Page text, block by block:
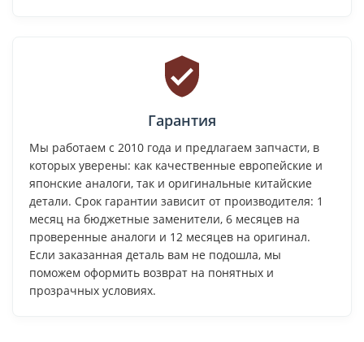
Гарантия
Мы работаем с 2010 года и предлагаем запчасти, в
которых уверены: как качественные европейские и
японские аналоги, так и оригинальные китайские
детали. Срок гарантии зависит от производителя: 1
месяц на бюджетные заменители, 6 месяцев на
проверенные аналоги и 12 месяцев на оригинал.
Если заказанная деталь вам не подошла, мы
поможем оформить возврат на понятных и
прозрачных условиях.